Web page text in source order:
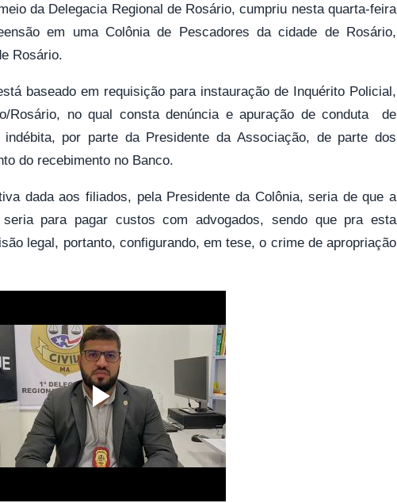
da Delegacia Regional de Rosário, cumpriu nesta quarta-feira
em uma Colônia de Pescadores da cidade de Rosário,
Rosário.
baseado em requisição para instauração de Inquérito Policial,
Rosário, no qual consta denúncia e apuração de conduta de
por parte da Presidente da Associação, de parte dos
do recebimento no Banco.
dada aos filiados, pela Presidente da Colônia, seria de que a
para pagar custos com advogados, sendo que pra esta
legal, portanto, configurando, em tese, o crime de apropriação